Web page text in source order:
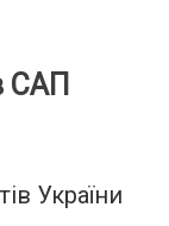
САП
України